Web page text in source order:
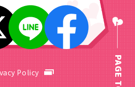
Policy PAGE TOP